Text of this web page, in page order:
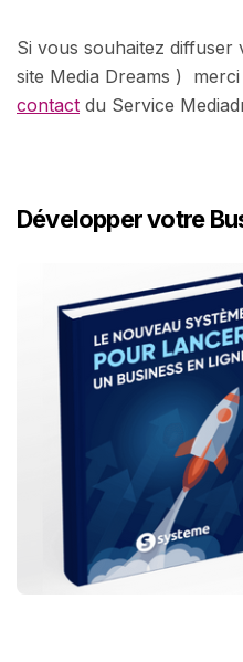
Si vous souhaitez diffuser
site Media Dreams )
contact du Service
Développer votre